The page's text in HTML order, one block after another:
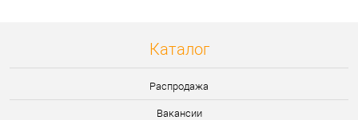
Каталог
Распродажа
Вакансии